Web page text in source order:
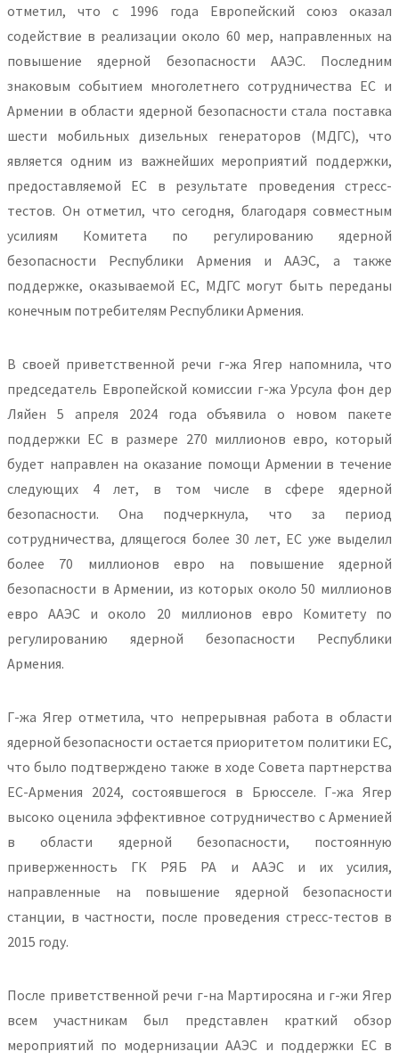
отметил, что с 1996 года Европейский союз оказал
содействие в реализации около 60 мер, направленных на
повышение ядерной безопасности ААЭС. Последним
знаковым событием многолетнего сотрудничества ЕС и
Армении в области ядерной безопасности стала поставка
шести мобильных дизельных генераторов (МДГС), что
является одним из важнейших мероприятий поддержки,
предоставляемой ЕС в результате проведения стресс-
тестов. Он отметил, что сегодня, благодаря совместным
усилиям Комитета по регулированию ядерной
безопасности Республики Армения и ААЭС, а также
поддержке, оказываемой ЕС, МДГС могут быть переданы
конечным потребителям Республики Армения.
В своей приветственной речи г-жа Ягер напомнила, что
председатель Европейской комиссии г-жа Урсула фон дер
Ляйен 5 апреля 2024 года объявила о новом пакете
поддержки ЕС в размере 270 миллионов евро, который
будет направлен на оказание помощи Армении в течение
следующих 4 лет, в том числе в сфере ядерной
безопасности. Она подчеркнула, что за период
сотрудничества, длящегося более 30 лет, ЕС уже выделил
более 70 миллионов евро на повышение ядерной
безопасности в Армении, из которых около 50 миллионов
евро ААЭС и около 20 миллионов евро Комитету по
регулированию ядерной безопасности Республики
Армения.
Г-жа Ягер отметила, что непрерывная работа в области
ядерной безопасности остается приоритетом политики ЕС,
что было подтверждено также в ходе Совета партнерства
ЕС-Армения 2024, состоявшегося в Брюсселе. Г-жа Ягер
высоко оценила эффективное сотрудничество с Арменией
в области ядерной безопасности, постоянную
приверженность ГК РЯБ РА и ААЭС и их усилия,
направленные на повышение ядерной безопасности
станции, в частности, после проведения стресс-тестов в
2015 году.
После приветственной речи г-на Мартиросяна и г-жи Ягер
всем участникам был представлен краткий обзор
мероприятий по модернизации ААЭС и поддержки ЕС в